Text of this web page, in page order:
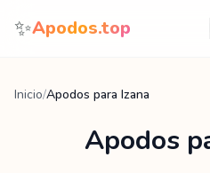
Saltar al contenido
✨Apodos.top
Inicio/Apodos para Izana
Apodos